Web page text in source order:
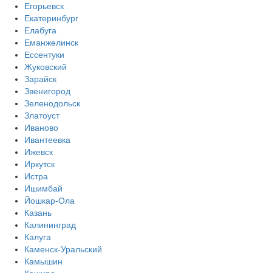
Егорьевск
Екатеринбург
Елабуга
Еманжелинск
Ессентуки
Жуковский
Зарайск
Звенигород
Зеленодольск
Златоуст
Иваново
Ивантеевка
Ижевск
Иркутск
Истра
Ишимбай
Йошкар-Ола
Казань
Калининград
Калуга
Каменск-Уральский
Камышин